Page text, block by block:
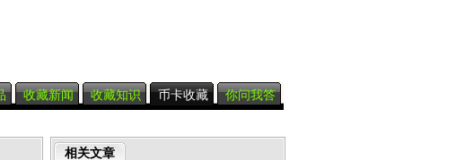
收藏新闻 收藏知识 币卡收藏 你问我答
相关文章